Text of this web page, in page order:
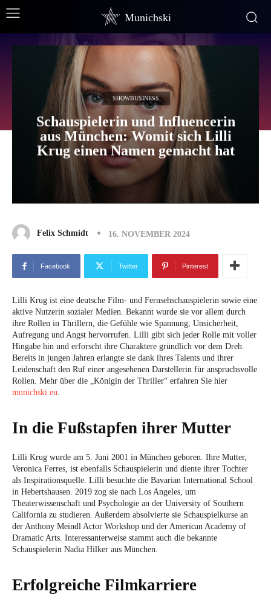
Munichski
SHOWBUSINESS
Schauspielerin und Influencerin
aus München: Womit sich Lilli
Krug einen Namen gemacht hat
Felix Schmidt 16. NOVEMBER 2024
Facebook Twitter Pinterest
Lilli Krug ist eine deutsche Film- und Fernsehschauspielerin sowie eine
aktive Nutzerin sozialer Medien. Bekannt wurde sie vor allem durch
ihre Rollen in Thrillern, die Gefühle wie Spannung, Unsicherheit,
Aufregung und Angst hervorrufen. Lilli gibt sich jeder Rolle mit voller
Hingabe hin und erforscht ihre Charaktere gründlich vor dem Dreh.
Bereits in jungen Jahren erlangte sie dank ihres Talents und ihrer
Leidenschaft den Ruf einer angesehenen Darstellerin für anspruchsvolle
Rollen. Mehr über die „Königin der Thriller“ erfahren Sie hier
munichski.eu.
In die Fußstapfen ihrer Mutter
Lilli Krug wurde am 5. Juni 2001 in München geboren. Ihre Mutter,
Veronica Ferres, ist ebenfalls Schauspielerin und diente ihrer Tochter
als Inspirationsquelle. Lilli besuchte die Bavarian International School
in Hebertshausen. 2019 zog sie nach Los Angeles, um
Theaterwissenschaft und Psychologie an der University of Southern
California zu studieren. Außerdem absolvierte sie Schauspielkurse an
der Anthony Meindl Actor Workshop und der American Academy of
Dramatic Arts. Interessanterweise stammt auch die bekannte
Schauspielerin Nadia Hilker aus München.
Erfolgreiche Filmkarriere